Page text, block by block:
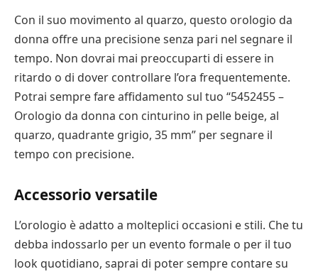
Con il suo movimento al quarzo, questo orologio da
donna offre una precisione senza pari nel segnare il
tempo. Non dovrai mai preoccuparti di essere in
ritardo o di dover controllare l’ora frequentemente.
Potrai sempre fare affidamento sul tuo “5452455 –
Orologio da donna con cinturino in pelle beige, al
quarzo, quadrante grigio, 35 mm” per segnare il
tempo con precisione.
Accessorio versatile
L’orologio è adatto a molteplici occasioni e stili. Che tu
debba indossarlo per un evento formale o per il tuo
look quotidiano, saprai di poter sempre contare su